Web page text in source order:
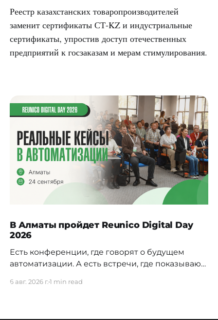
Реестр казахстанских товаропроизводителей
заменит сертификаты СТ-KZ и индустриальные
сертификаты, упростив доступ отечественных
предприятий к госзаказам и мерам стимулирования.
В Алматы пройдет Reunico Digital Day
2026
Есть конференции, где говорят о будущем
автоматизации. А есть встречи, где показывают,
6 авг. 2026 г.1 min read